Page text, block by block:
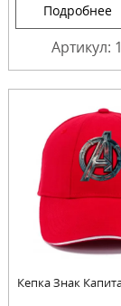
Подробнее
Артикул:
Кепка Знак